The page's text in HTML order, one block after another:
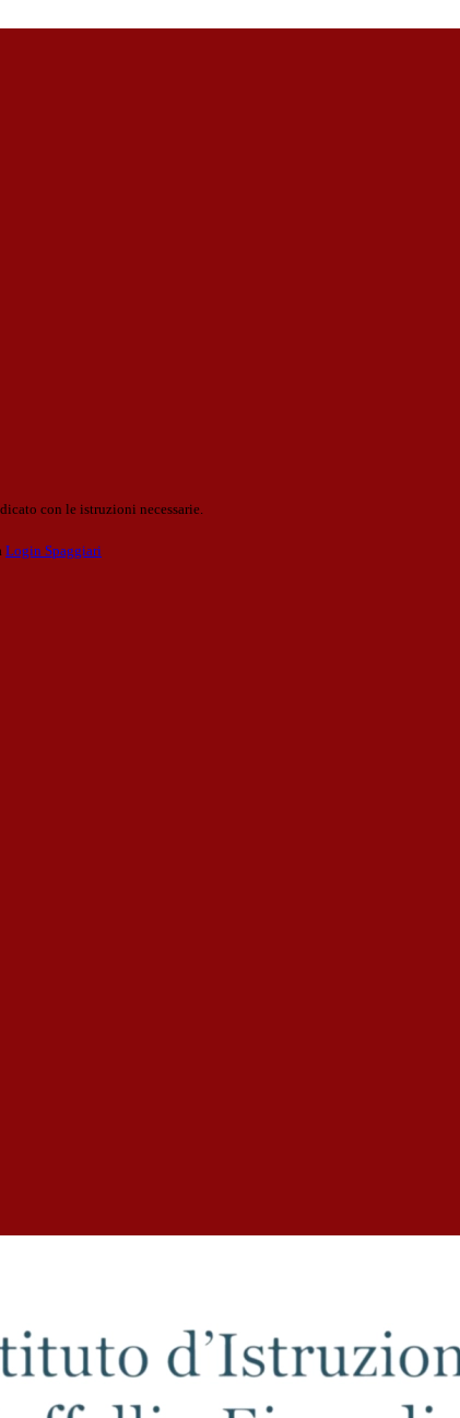
con le istruzioni necessarie.
Login Spaggiari